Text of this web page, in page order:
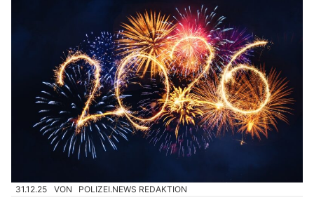
31.12.25 VON POLIZEI.NEWS REDAKTION